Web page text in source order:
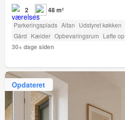
2 48 m²
Parkeringsplads Altan Udstyret køkken
Gård Kælder Opbevaringsrum Løfte op
30+ dage siden
Opdateret